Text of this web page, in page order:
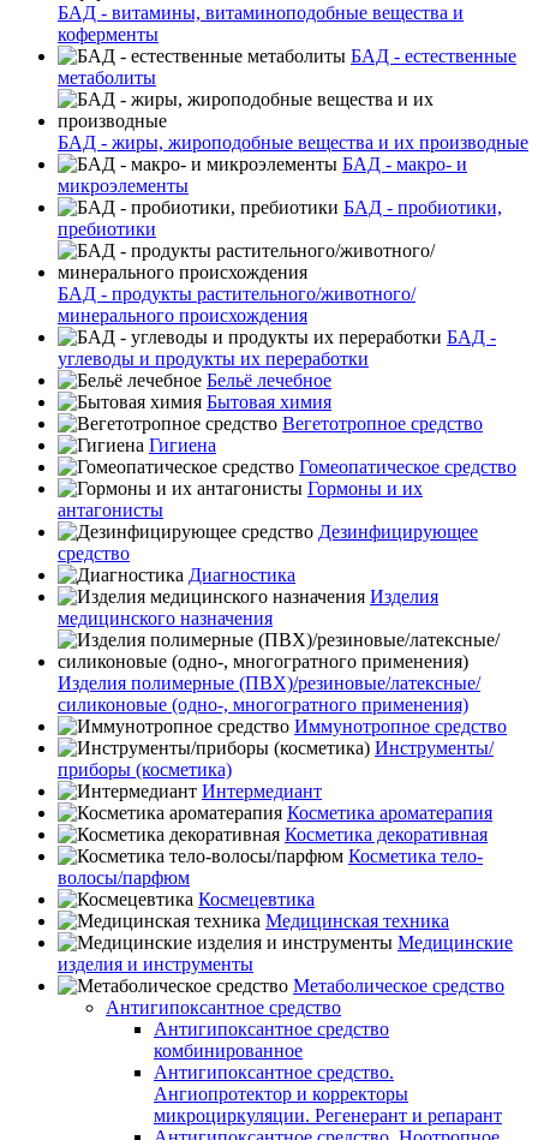
БАД - витамины, витаминоподобные вещества и
коферменты
БАД - естественные
метаболиты
БАД - жиры, жироподобные вещества и их производные
БАД - макро- и
микроэлементы
БАД - пробиотики,
пребиотики
БАД - продукты растительного/животного/
минерального происхождения
БАД -
углеводы и продукты их переработки
Бельё лечебное
Бытовая химия
Вегетотропное средство
Гигиена
Гомеопатическое средство
Гормоны и их
антагонисты
Дезинфицирующее
средство
Диагностика
Изделия
медицинского назначения
Изделия полимерные (ПВХ)/резиновые/латексные/
силиконовые (одно-, многогратного применения)
Иммунотропное средство
Инструменты/
приборы (косметика)
Интермедиант
Косметика ароматерапия
Косметика декоративная
Косметика тело-
волосы/парфюм
Космецевтика
Медицинская техника
Медицинские
изделия и инструменты
Метаболическое средство
Антигипоксантное средство
Антигипоксантное средство
комбинированное
Антигипоксантное средство.
Ангиопротектор и корректоры
микроциркуляции. Регенерант и репарант